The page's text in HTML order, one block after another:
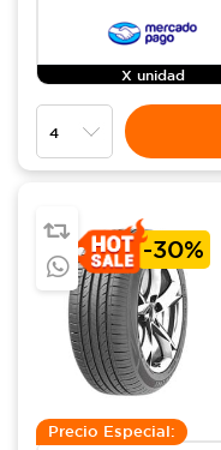
X unidad
-30%
Precio Especial: